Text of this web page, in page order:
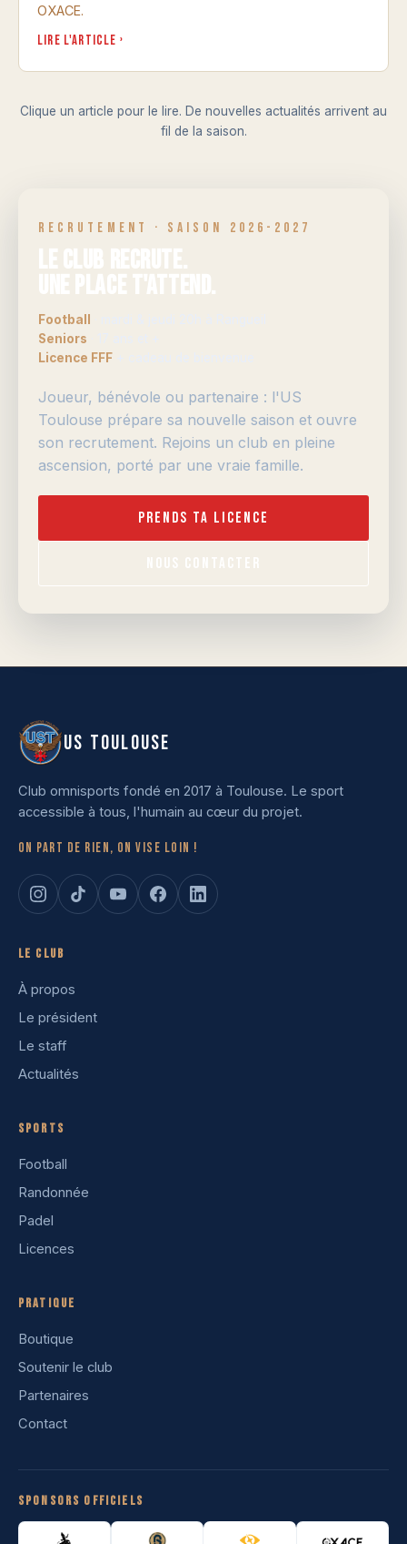
OXACE.
Lire l'article ›
Clique un article pour le lire. De nouvelles actualités arrivent au
fil de la saison.
RECRUTEMENT · SAISON 2026-2027
Le club recrute.
Une place t'attend.
Football
Seniors
Licence FFF
Joueur, bénévole ou partenaire : l'US
Toulouse prépare sa nouvelle saison et ouvre
son recrutement. Rejoins un club en pleine
ascension, porté par une vraie famille.
Prends ta licence
Nous contacter
US TOULOUSE
Club omnisports fondé en 2017 à Toulouse. Le sport
accessible à tous, l'humain au cœur du projet.
On part de rien, on vise loin !
Le club
À propos
Le président
Le staff
Actualités
Sports
Football
Randonnée
Padel
Licences
Pratique
Boutique
Soutenir le club
Partenaires
Contact
Sponsors officiels